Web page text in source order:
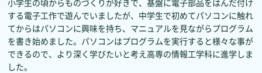
する電子工作で遊んでいましたが、中学生で初めてパソコンに触れ
てからはパソコンに興味を持ち、マニュアルを見ながらプログラム
を書き始めました。パソコンはプログラムを実行すると様々な事が
できるので、より深く学びたいと考え高専の情報工学科に進学しま
した。